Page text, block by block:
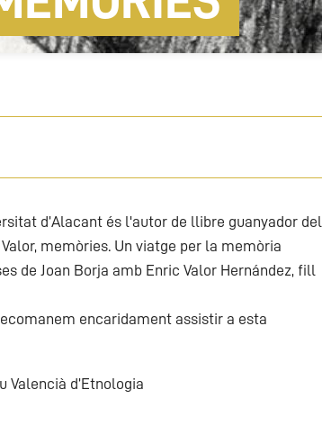
d’Alacant és l'autor de llibre guanyador del
memòries. Un viatge per la memòria
de Joan Borja amb Enric Valor Hernández, fill
encaridament assistir a esta
Valencià d’Etnologia